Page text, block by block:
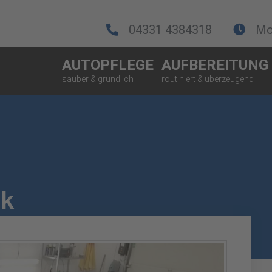
04331 4384318
AUTOPFLEGE AUFBEREITUNG